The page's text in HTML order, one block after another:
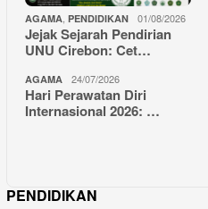
AGAMA PENDIDIKAN 01/08/2026
Jejak Sejarah Pendirian
UNU Cirebon: Cet…
AGAMA 24/07/2026
Hari Perawatan Diri
Internasional 2026: …
PENDIDIKAN